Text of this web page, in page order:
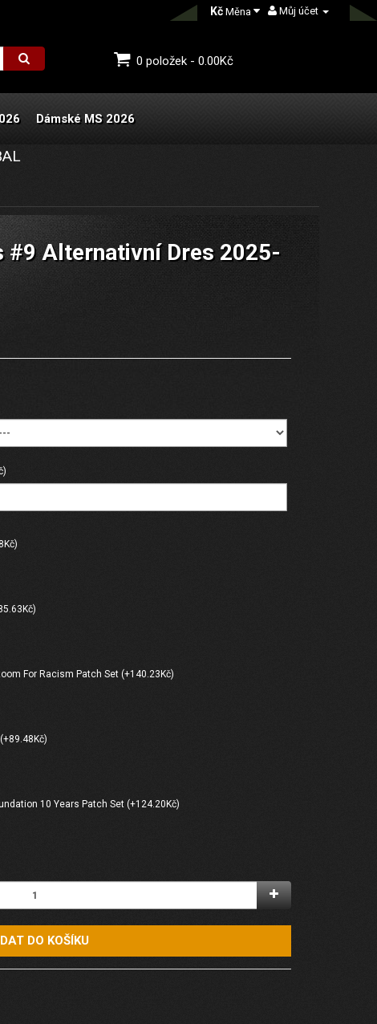
Můj účet
Kč Měna
0 položek - 0.00Kč
Dámské MS 2026
#9 Alternativní Dres 2025-
For Racism Patch Set (+140.23Kč)
10 Years Patch Set (+124.20Kč)
DO KOŠÍKU